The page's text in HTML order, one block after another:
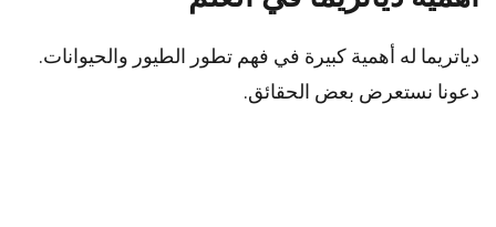
دياتريما له أهمية كبيرة في فهم تطور الطيور والحيوانات.
دعونا نستعرض بعض الحقائق.